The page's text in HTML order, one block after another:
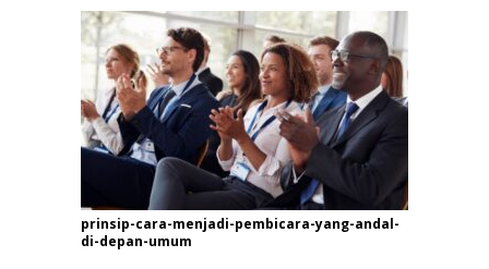
prinsip-cara-menjadi-pembicara-yang-andal-
di-depan-umum